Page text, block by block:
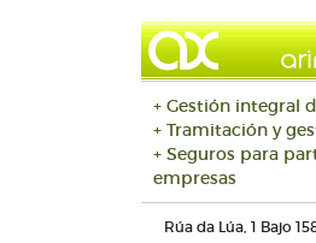
+ Gestión integral
+ Tramitación y
+ Seguros para
empresas
Rúa da Lúa, 1 Bajo